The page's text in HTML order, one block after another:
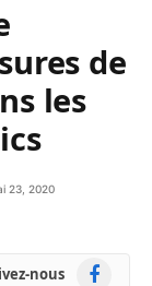
de
les
23, 2020
nous Facebook